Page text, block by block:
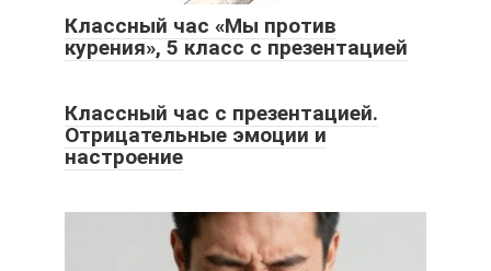
Классный час «Мы против
курения», 5 класс с презентацией
Классный час с презентацией.
Отрицательные эмоции и
настроение